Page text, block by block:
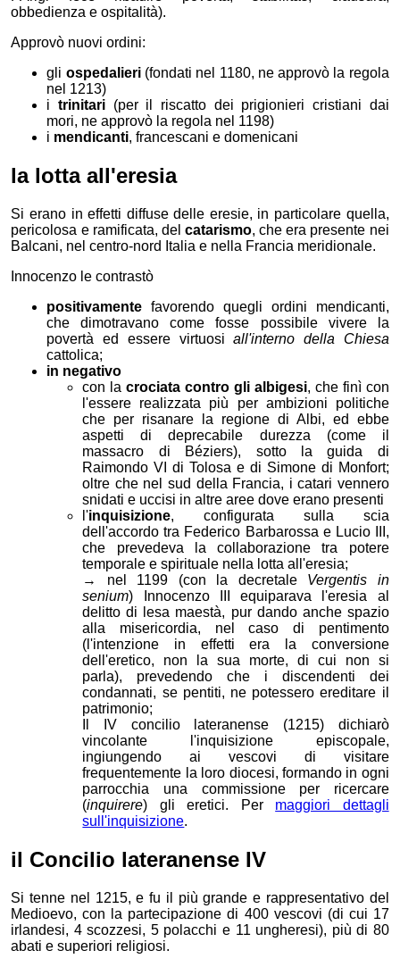
obbedienza e ospitalità).
Approvò nuovi ordini:
gli ospedalieri(fondati nel 1180, ne approvò la regola
nel 1213)
itrinitari (per il riscatto dei prigionieri cristiani dai
mori, ne approvò la regola nel 1198)
i mendicanti, francescani e domenicani
la lotta all'eresia
Si erano in effetti diffuse delle eresie, in particolare quella,
pericolosa e ramificata, del catarismo, che era presente nei
Balcani, nel centro-nord Italia e nella Francia meridionale.
Innocenzo le contrastò
positivamente favorendo quegli ordini mendicanti,
che dimotravano come fosse possibile vivere la
povertà ed essere virtuosiall'interno della Chiesa
cattolica;
in negativo
con lacrociata contro gli albigesi, che finì con
l'essere realizzata più per ambizioni politiche
che per risanare la regione di Albi, ed ebbe
aspetti di deprecabile durezza (come il
massacro di Béziers), sotto la guida di
Raimondo VI di Tolosa e di Simone di Monfort;
oltre che nel sud della Francia, i catari vennero
snidati e uccisi in altre aree dove erano presenti
l'inquisizione, configurata sulla scia
dell'accordo tra Federico Barbarossa e Lucio III,
che prevedeva la collaborazione tra potere
temporale e spirituale nella lotta all'eresia;
→ nel 1199 (con la decretale Vergentis in
senium) Innocenzo III equiparava l'eresia al
delitto di lesa maestà, pur dando anche spazio
alla misericordia, nel caso di pentimento
(l'intenzione in effetti era la conversione
dell'eretico, non la sua morte, di cui non si
parla), prevedendo che i discendenti dei
condannati, se pentiti, ne potessero ereditare il
patrimonio;
Il IV concilio lateranense (1215) dichiarò
vincolante l'inquisizione episcopale,
ingiungendo ai vescovi di visitare
frequentemente la loro diocesi, formando in ogni
parrocchia una commissione per ricercare
(inquirere) gli eretici. Per maggiori dettagli
sull'inquisizione.
il Concilio lateranense IV
Si tenne nel 1215, e fu il più grande e rappresentativo del
Medioevo, con la partecipazione di 400 vescovi (di cui 17
irlandesi, 4 scozzesi, 5 polacchi e 11 ungheresi), più di 80
abati e superiori religiosi.